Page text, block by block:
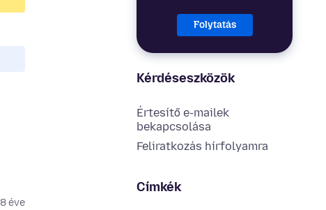
Folytatás
Kérdéseszközök
Értesítő e-mailek
bekapcsolása
Feliratkozás hírfolyamra
Címkék
8 éve